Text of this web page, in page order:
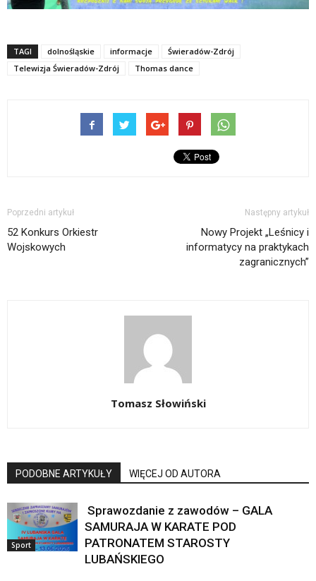
TAGI dolnośląskie informacje
Świeradów-Zdrój
Telewizja Świeradów-Zdrój
Thomas dance
Poprzedni artykuł
52 Konkurs Orkiestr
Wojskowych
Następny artykuł
Nowy Projekt „Leśnicy i
informatycy na praktykach
zagranicznych”
Tomasz Słowiński
PODOBNE ARTYKUŁY WIĘCEJ OD AUTORA
Sport
Sprawozdanie z zawodów – GALA
SAMURAJA W KARATE POD
PATRONATEM STAROSTY
LUBAŃSKIEGO